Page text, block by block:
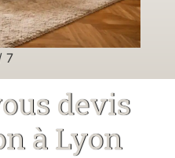
7
devis
à Lyon